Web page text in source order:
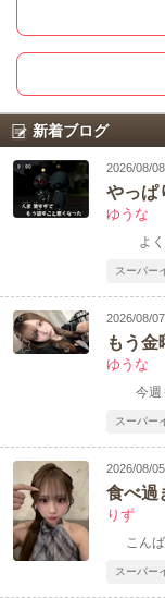
新着ブログ
2026/08/
やっぱ
ゆうな
よく
スーパー
2026/08/
もう金
ゆうな
今週も
スーパー
2026/08/
食べ過
りず
こん
スーパー